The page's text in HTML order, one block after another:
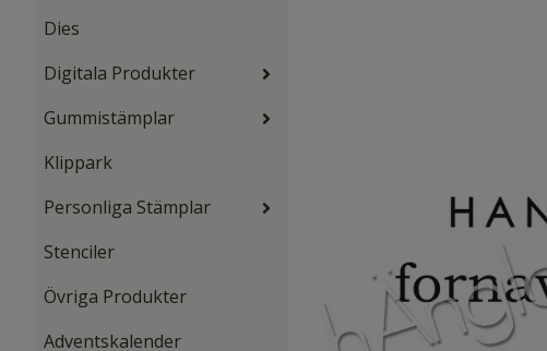
Dies
Digitala Produkter
Gummistämplar
Klippark
Personliga Stämplar
Stenciler
Övriga Produkter
Adventskalender